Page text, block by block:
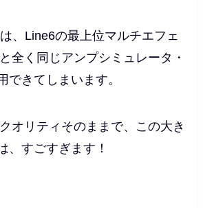
、Line6の最上位マルチエフェ
と全く同じアンプシミュレータ・
できてしまいます。
オリティそのままで、この大き
、すごすぎます！